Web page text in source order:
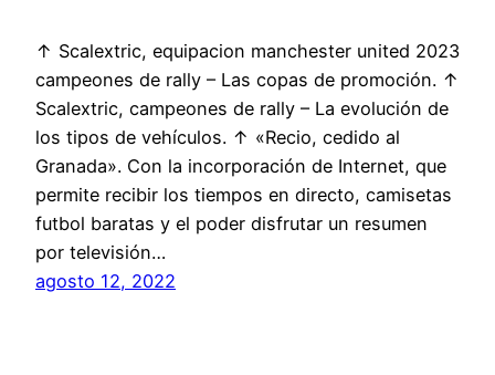
↑ Scalextric, equipacion manchester united 2023
campeones de rally – Las copas de promoción. ↑
Scalextric, campeones de rally – La evolución de
los tipos de vehículos. ↑ «Recio, cedido al
Granada». Con la incorporación de Internet, que
permite recibir los tiempos en directo, camisetas
futbol baratas y el poder disfrutar un resumen
por televisión…
agosto 12, 2022